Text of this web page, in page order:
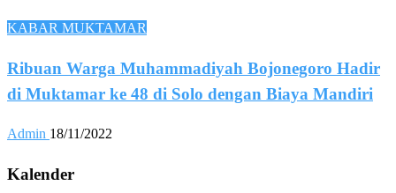
KABAR MUKTAMAR
Ribuan Warga Muhammadiyah Bojonegoro Hadir
di Muktamar ke 48 di Solo dengan Biaya Mandiri
Admin 18/11/2022
Kalender